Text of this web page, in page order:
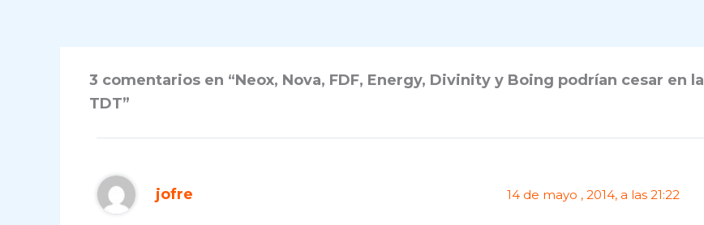
3 comentarios en “Neox, Nova, FDF, Energy, Divinity y Boing podrían cesar en la
TDT”
jofre 14 de mayo , 2014, a las 21:22